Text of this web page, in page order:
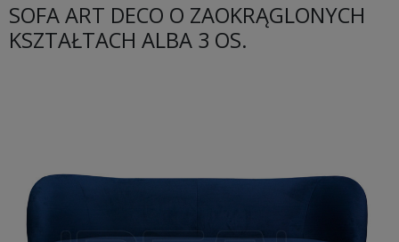
SOFA ART DECO O ZAOKRĄGLONYCH
KSZTAŁTACH ALBA 3 OS.